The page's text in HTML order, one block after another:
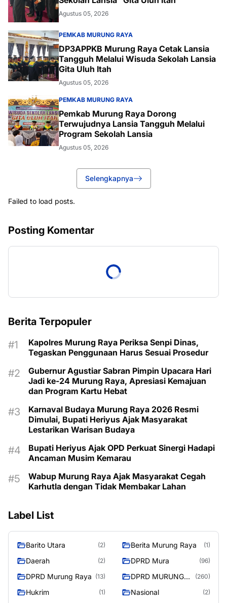
Agustus 05, 2026
PEMKAB MURUNG RAYA
DP3APPKB Murung Raya Cetak Lansia
Tangguh Melalui Wisuda Sekolah Lansia
Gita Uluh Itah
Agustus 05, 2026
PEMKAB MURUNG RAYA
Pemkab Murung Raya Dorong
Terwujudnya Lansia Tangguh Melalui
Program Sekolah Lansia
Agustus 05, 2026
Selengkapnya
Failed to load posts.
Posting Komentar
Berita Terpopuler
Kapolres Murung Raya Periksa Senpi Dinas,
Tegaskan Penggunaan Harus Sesuai Prosedur
Gubernur Agustiar Sabran Pimpin Upacara Hari
Jadi ke-24 Murung Raya, Apresiasi Kemajuan
dan Program Kartu Hebat
Karnaval Budaya Murung Raya 2026 Resmi
Dimulai, Bupati Heriyus Ajak Masyarakat
Lestarikan Warisan Budaya
Bupati Heriyus Ajak OPD Perkuat Sinergi Hadapi
Ancaman Musim Kemarau
Wabup Murung Raya Ajak Masyarakat Cegah
Karhutla dengan Tidak Membakar Lahan
Label List
Barito Utara (2) Berita Murung Raya (1)
Daerah (2) DPRD Mura (96)
DPRD Murung Raya (13)
DPRD MURUNG
(260)
Hukrim (1) Nasional (2)